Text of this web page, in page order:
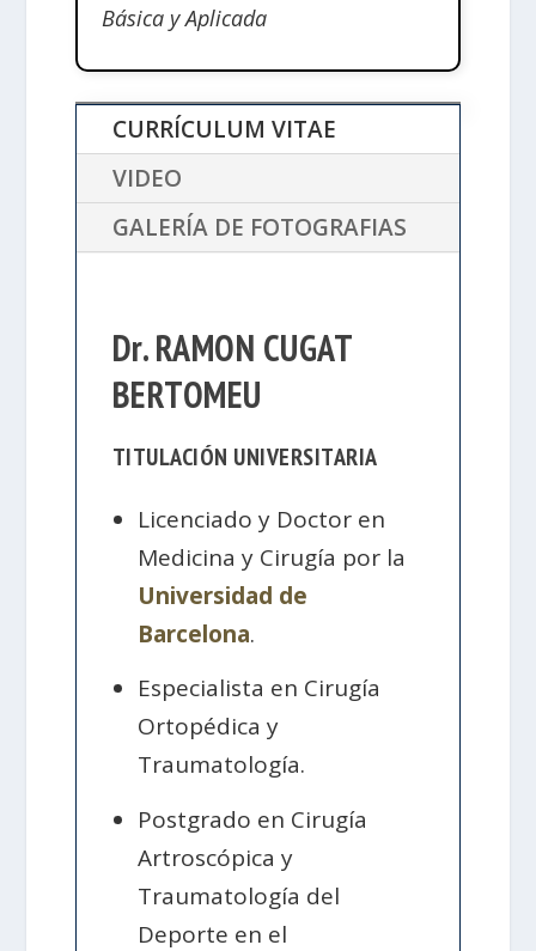
Básica y Aplicada
CURRÍCULUM VITAE
VIDEO
GALERÍA DE FOTOGRAFIAS
Dr. RAMON CUGAT
BERTOMEU
TITULACIÓN UNIVERSITARIA
Licenciado y Doctor en
Medicina y Cirugía por la
Universidad de
Barcelona.
Especialista en Cirugía
Ortopédica y
Traumatología.
Postgrado en Cirugía
Artroscópica y
Traumatología del
Deporte en el